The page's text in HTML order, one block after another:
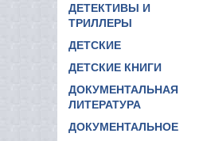
ДЕТЕКТИВЫ И
ТРИЛЛЕРЫ
ДЕТСКИЕ
ДЕТСКИЕ КНИГИ
ДОКУМЕНТАЛЬНАЯ
ЛИТЕРАТУРА
ДОКУМЕНТАЛЬНОЕ